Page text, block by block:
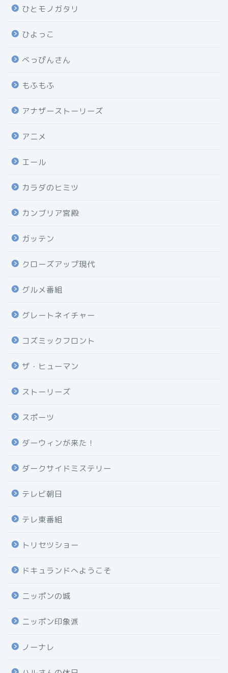
ひとモノガタリ
ひよっこ
べっぴんさん
もふもふ
アナザーストーリーズ
アニメ
エール
カラダのヒミツ
カンブリア宮殿
ガッテン
クローズアップ現代
グルメ番組
グレートネイチャー
コズミックフロント
ザ・ヒューマン
ストーリーズ
スポーツ
ダーウィンが来た！
ダークサイドミステリー
テレビ朝日
テレ東番組
トリセツショー
ドキュランドへようこそ
ニッポンの城
ニッポン印象派
ノーナレ